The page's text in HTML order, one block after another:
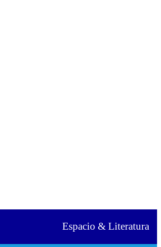
Espacio & Literatura